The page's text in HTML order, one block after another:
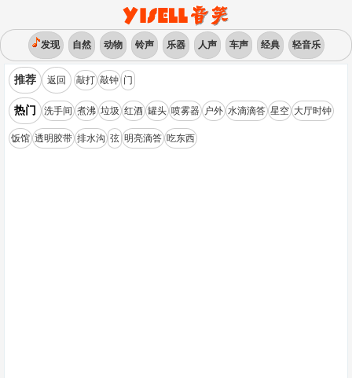
发现 自然 动物 铃声 乐器 人声 车声 经典 轻音乐
推荐 返回 敲打 敲钟 门
热门 洗手间 煮沸 垃圾 红酒 罐头 喷雾器 户外 水滴滴答 星空 大厅时钟
饭馆 透明胶带 排水沟 弦 明亮滴答 吃东西